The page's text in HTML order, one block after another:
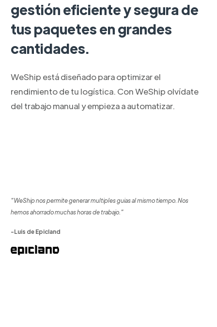
gestión eficiente y segura de
tus paquetes en grandes
cantidades.
WeShip está diseñado para optimizar el
rendimiento de tu logística. Con WeShip olvídate
del trabajo manual y empieza a automatizar.
"WeShip nos permite generar multiples guias al mismo tiempo. Nos
hemos ahorrado muchas horas de trabajo."
-Luis de Epicland